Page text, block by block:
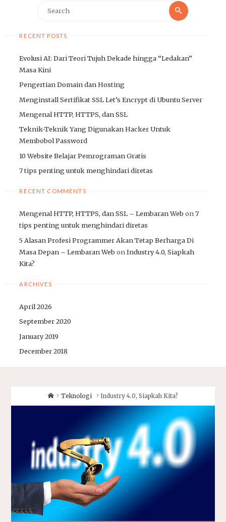
Search
Search
RECENT POSTS
Evolusi AI: Dari Teori Tujuh Dekade hingga “Ledakan”
Masa Kini
Pengertian Domain dan Hosting
Menginstall Sertifikat SSL Let’s Encrypt di Ubuntu Server
Mengenal HTTP, HTTPS, dan SSL
Teknik-Teknik Yang Digunakan Hacker Untuk
Membobol Password
10 Website Belajar Pemrograman Gratis
7 tips penting untuk menghindari diretas
RECENT COMMENTS
Mengenal HTTP, HTTPS, dan SSL – Lembaran Web on7
tips penting untuk menghindari diretas
5 Alasan Profesi Programmer Akan Tetap Berharga Di
Masa Depan – Lembaran Web onIndustry 4.0, Siapkah
Kita?
ARCHIVES
April 2026
September 2020
January 2019
December 2018
HomeTeknologi Industry 4.0, Siapkah Kita?